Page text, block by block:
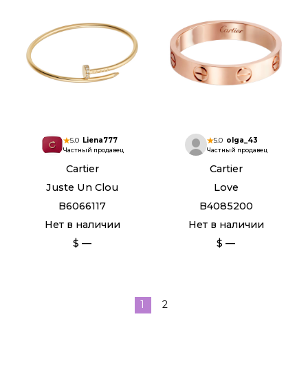
5.0 Liena777
Частный продавец
Cartier
Juste Un Clou
B6066117
Нет в наличии
$ —
5.0 olga_43
Частный продавец
Cartier
Love
B4085200
Нет в наличии
$ —
1 2